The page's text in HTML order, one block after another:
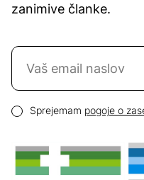
zanimive članke.
Naročite se na novice
Pogoji zasebnosti
Sprejemam pogoje o